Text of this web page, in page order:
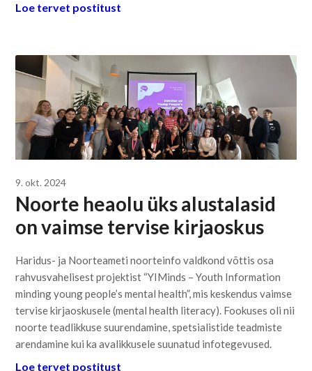
Loe tervet postitust
9. okt. 2024
Noorte heaolu üks alustalasid
on vaimse tervise kirjaoskus
Haridus- ja Noorteameti noorteinfo valdkond võttis osa
rahvusvahelisest projektist “YIMinds – Youth Information
minding young people’s mental health”, mis keskendus vaimse
tervise kirjaoskusele (mental health literacy). Fookuses oli nii
noorte teadlikkuse suurendamine, spetsialistide teadmiste
arendamine kui ka avalikkusele suunatud infotegevused.
Loe tervet postitust